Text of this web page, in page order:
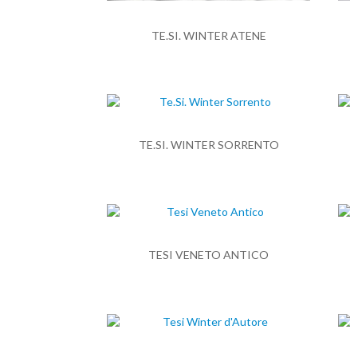
TE.SI. WINTER ATENE
TE.SI. WINTER SORRENTO
TESI VENETO ANTICO